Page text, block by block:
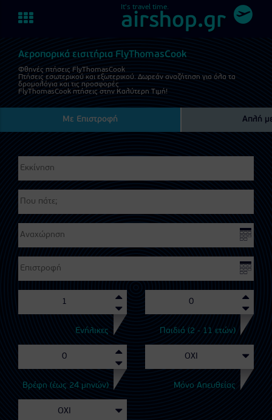
Toggle
navigation
airshop.gr
It's travel time.
Αεροπορικά εισιτήρια FlyThomasCook
Φθηνές πτήσεις FlyThomasCook
Πτήσεις εσωτερικού και εξωτερικού. Δωρεάν αναζήτηση για όλα τα
δρομολόγια και τις προσφορές
FlyThomasCook πτήσεις στην Καλύτερη Τιμή!
Με Επιστροφή Απλή
Ενήλικες Παιδιά (2 - 11 ετών)
Βρέφη (έως 24 μηνών) Μόνο Απευθείας